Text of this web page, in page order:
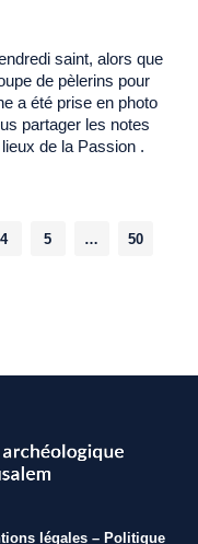
saint, alors que
de pèlerins pour
a été prise en photo
partager les notes
de la Passion .
4 5 … 50
légales – Politique